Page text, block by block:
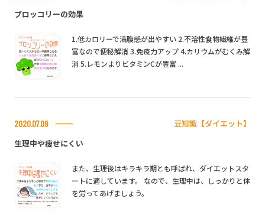
ブロッコリーの効果
1.低カロリーで満腹感が出やすい 2.不溶性食物繊維が豊
富なので便秘解消 3.免疫力アップ 4.カリウムがむくみ解
消 5.レモンよりビタミンCが豊富 ...
2020.07.09
豆知識【ダイエット】
生理中や痩せにくい
また、生理後はキラキラ期とも呼ばれ、ダイエットスタ
ートに適しています。 なので、生理中は、しっかりと体
を労ってあげましょう。